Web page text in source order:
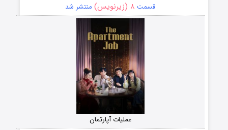
قسمت ۸ (زیرنویس) منتشر شد
عملیات آپارتمان